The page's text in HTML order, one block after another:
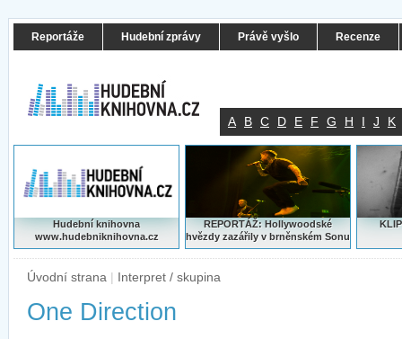
Reportáže Hudební zprávy Právě vyšlo Recenze
A B C D E F G H I J K
Hudební knihovna
www.hudebniknihovna.cz
REPORTÁŽ: Hollywoodské
hvězdy zazářily v brněnském Sonu
Úvodní strana | Interpret / skupina
One Direction